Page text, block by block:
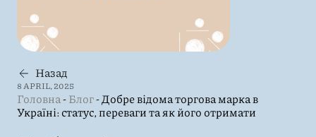
Назад
8 APRIL, 2025
Головна-Блог-Добре відома торгова марка в
Україні: статус, переваги та як його отримати